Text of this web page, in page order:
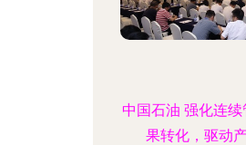
中国石油 强化连
果转化，驱动